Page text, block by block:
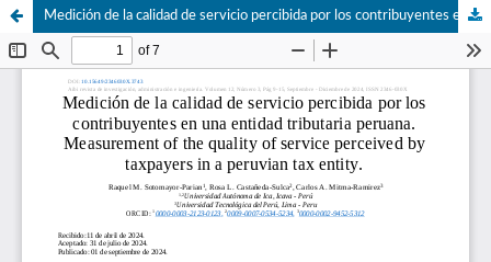
Medición de la calidad de servicio percibida por los contribuyentes en una entidad tributaria peruana